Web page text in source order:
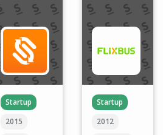
Startup
2015
Startup
2012